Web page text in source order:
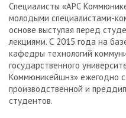
Специалисты «АРС
молодыми специалистами-
основе выступая перед
лекциями. С 2015 года на
кафедры технологий
государственного
Коммюникейшнз» ежегодно
производственной и
студентов.